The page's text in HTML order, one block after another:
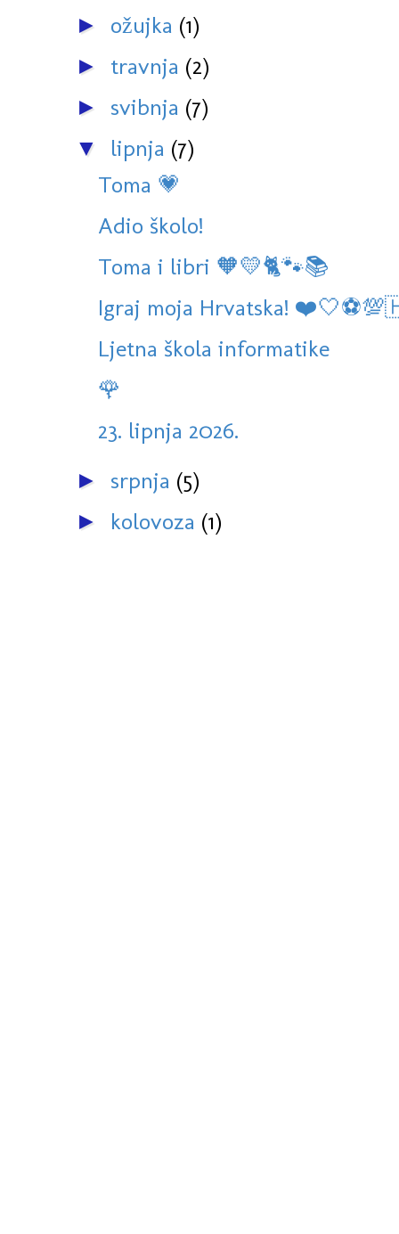
► ožujka (1)
► travnja (2)
► svibnja (7)
▼ lipnja (7)
Toma 💗
Adio školo!
Toma i libri 🧡💛🐈🐾📚
Igraj moja Hrvatska!
Ljetna škola informatike
🌹
23. lipnja 2026.
► srpnja (5)
► kolovoza (1)